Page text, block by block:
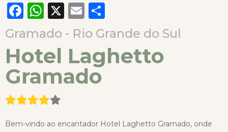
Facebook
WhatsApp
X Email
Gramado - Rio Grande do Sul
Hotel Laghetto
Gramado
Bem-vindo ao encantador Hotel Laghetto Gramado, onde